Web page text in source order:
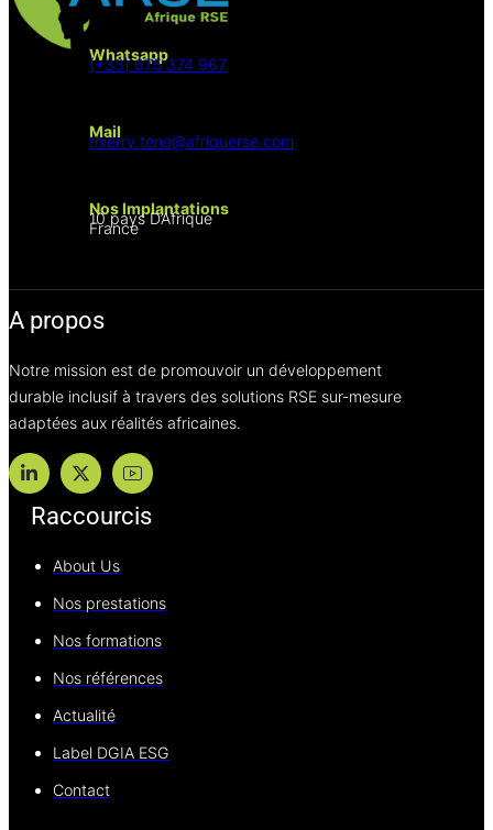
Whatsapp
(+33) 675 374 967
Mail
thierry.tene@afriquerse.com
Nos Implantations
10 pays D’Afrique
France
A propos
Notre mission est de promouvoir un développement
durable inclusif à travers des solutions RSE sur-mesure
adaptées aux réalités africaines.
Raccourcis
About Us
Nos prestations
Nos formations
Nos références
Actualité
Label DGIA ESG
Contact